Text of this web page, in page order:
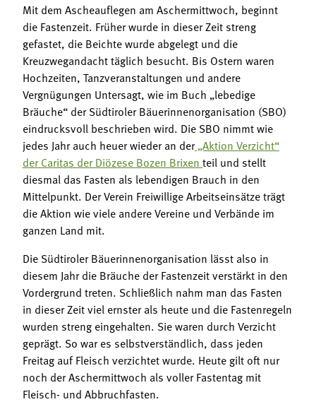
Mit dem Ascheauflegen am Aschermittwoch, beginnt
die Fastenzeit. Früher wurde in dieser Zeit streng
gefastet, die Beichte wurde abgelegt und die
Kreuzwegandacht täglich besucht. Bis Ostern waren
Hochzeiten, Tanzveranstaltungen und andere
Vergnügungen Untersagt, wie im Buch „lebedige
Bräuche“ der Südtiroler Bäuerinnenorganisation (SBO)
eindrucksvoll beschrieben wird. Die SBO nimmt wie
jedes Jahr auch heuer wieder an der„Aktion Verzicht“
der Caritas der Diözese Bozen Brixen teil und stellt
diesmal das Fasten als lebendigen Brauch in den
Mittelpunkt. Der Verein Freiwillige Arbeitseinsätze trägt
die Aktion wie viele andere Vereine und Verbände im
ganzen Land mit.
Die Südtiroler Bäuerinnenorganisation lässt also in
diesem Jahr die Bräuche der Fastenzeit verstärkt in den
Vordergrund treten. Schließlich nahm man das Fasten
in dieser Zeit viel ernster als heute und die Fastenregeln
wurden streng eingehalten. Sie waren durch Verzicht
geprägt. So war es selbstverständlich, dass jeden
Freitag auf Fleisch verzichtet wurde. Heute gilt oft nur
noch der Aschermittwoch als voller Fastentag mit
Fleisch- und Abbruchfasten.